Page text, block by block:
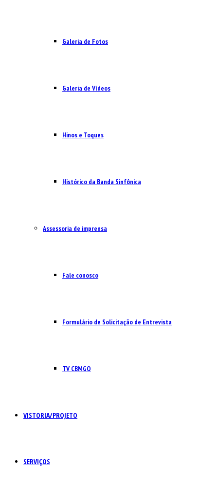
Galeria de Fotos
Galeria de Vídeos
Hinos e Toques
Histórico da Banda Sinfônica
Assessoria de imprensa
Fale conosco
Formulário de Solicitação de Entrevista
TV CBMGO
VISTORIA/PROJETO
SERVIÇOS